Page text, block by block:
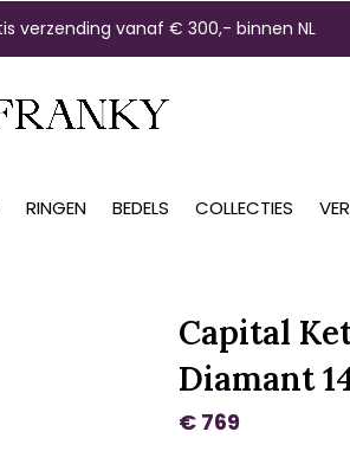
RINGEN BEDELS COLLECTIES
verzending vanaf € 300,- binnen NL
Capital
Diamant
€ 769